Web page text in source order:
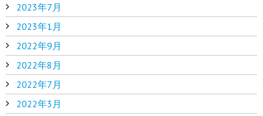
2023年7月
2023年1月
2022年9月
2022年8月
2022年7月
2022年3月